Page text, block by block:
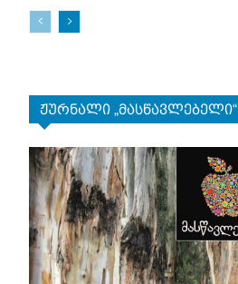
ჟურნალი „მასწავლებელი“